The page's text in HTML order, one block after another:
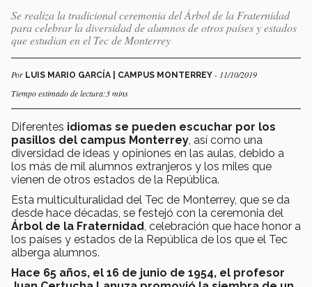
Se realiza la tradicional ceremonia del Árbol de la Fraternidad
para celebrar la diversidad de alumnos de otros países y estados
que estudian en el Tec de Monterrey
Por LUIS MARIO GARCÍA | CAMPUS MONTERREY - 11/10/2019
Tiempo estimado de lectura:3 mins
Diferentes idiomas se pueden escuchar por los
pasillos del campus Monterrey , así como una
diversidad de ideas y opiniones en las aulas, debido a
los más de mil alumnos extranjeros y los miles que
vienen de otros estados de la República.
Esta multiculturalidad del Tec de Monterrey, que se da
desde hace décadas, se festejó con la ceremonia del
Árbol de la Fraternidad , celebración que hace honor a
los países y estados de la República de los que el Tec
alberga alumnos.
Hace 65 años, el 16 de junio de 1954, el profesor